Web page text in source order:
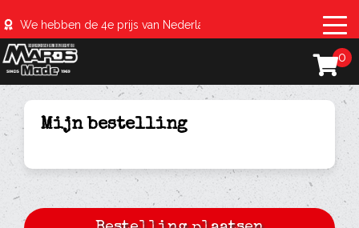
We hebben de 4e prijs van Nederland behaald met de
0
Mijn bestelling